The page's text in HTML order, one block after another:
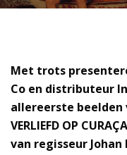
Met trots
Co en distributeur
allereerste
VERLIEFD OP
van regisseur